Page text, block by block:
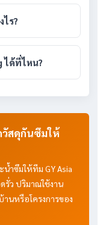
ร?
ได้ที่ไหน?
วัสดุกันซึมให้
ำซึมให้ทีม GY Asia
รั่ว ปริมาณใช้งาน
นหรือโครงการของ